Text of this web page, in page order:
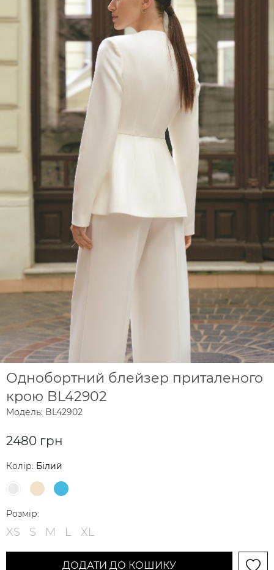
Однобортний блейзер приталеного
крою BL42902
Модель: BL42902
2480 грн
Колір: Білий
Розмір:
XS S M L XL
ДОДАТИ ДО КОШИКУ